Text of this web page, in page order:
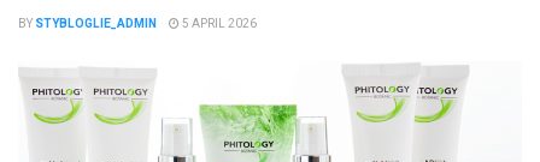
BY STYBLOGLIE_ADMIN 5 APRIL 2026